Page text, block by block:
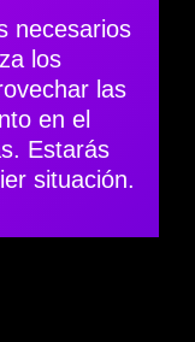
necesarios
los
las
en el
Estarás
situación.